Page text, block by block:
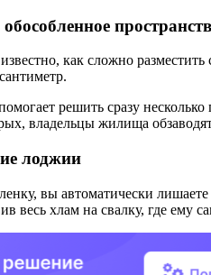
как сложно
решить сразу
владельцы жилища
лоджии
вы автоматически
весь хлам на свалку, где ему